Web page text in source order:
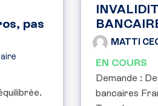
pas
MATTI
EN COURS
Demande :
bancaires